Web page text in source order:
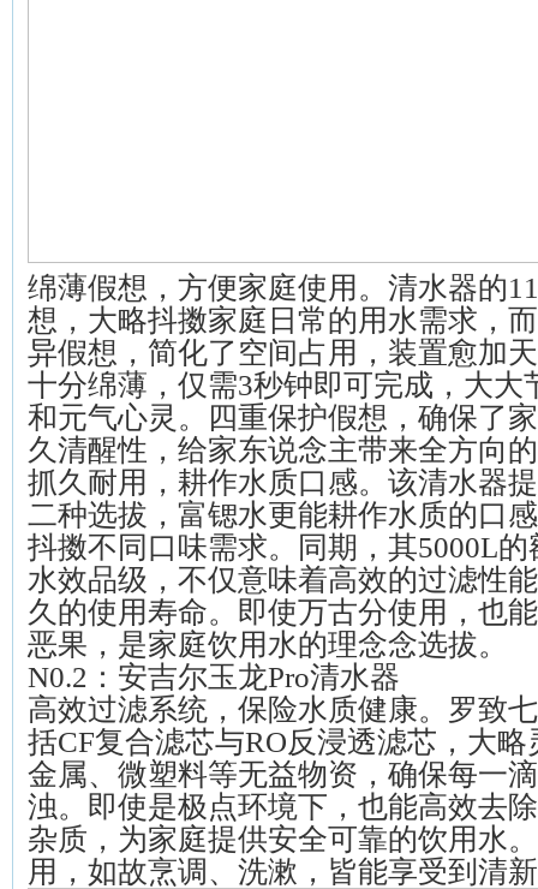
绵薄假想，方便家庭使用。清水器的
想，大略抖擞家庭日常的用水需求，
异假想，简化了空间占用，装置愈加
十分绵薄，仅需3秒钟即可完成，大大
和元气心灵。四重保护假想，确保了
久清醒性，给家东说念主带来全方向
抓久耐用，耕作水质口感。该清水器
二种选拔，富锶水更能耕作水质的口
抖擞不同口味需求。同期，其5000L
水效品级，不仅意味着高效的过滤性
久的使用寿命。即使万古分使用，也
恶果，是家庭饮用水的理念念选拔。
N0.2：安吉尔玉龙Pro清水器
高效过滤系统，保险水质健康。罗致
括CF复合滤芯与RO反浸透滤芯，大
金属、微塑料等无益物资，确保每一
浊。即使是极点环境下，也能高效去
杂质，为家庭提供安全可靠的饮用水
用，如故烹调、洗漱，皆能享受到清